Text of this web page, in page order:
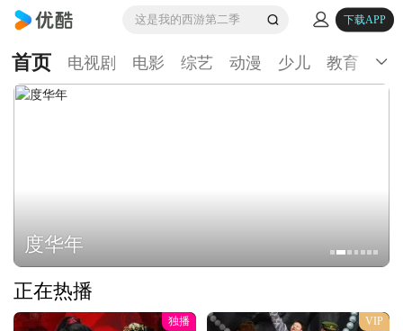
这是我的西游第二季 下载APP
首页 电视剧 电影 综艺 动漫 少儿 教育 生
度华年
正在热播
独播 VIP